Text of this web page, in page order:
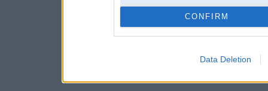
CONFIRM
Data Deletion